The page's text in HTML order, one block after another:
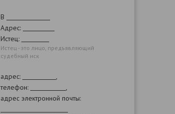
В
Адрес:
Истец:
Истец - это лицо, предъявляющий
судебный иск
адрес:
,
телефон:
,
адрес электронной почты: